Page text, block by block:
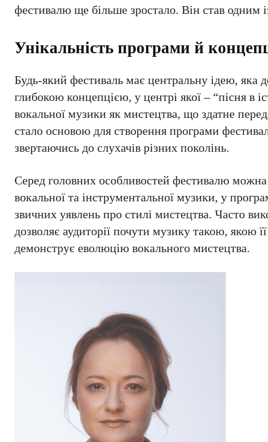
фестивалю ще більше зростало. Він став одним
Унікальність програми й
Будь-який фестиваль має центральну ідею, яка
глибокою концепцією, у центрі якої – “пісня в
вокальної музики як мистецтва, що здатне
стало основою для створення програми
звертаючись до слухачів різних поколінь.
Серед головних особливостей фестивалю можна
вокальної та інструментальної музики, у
звичних уявлень про стилі мистецтва. Часто
дозволяє аудиторії почути музику такою, якою
демонструє еволюцію вокального мистецтва.